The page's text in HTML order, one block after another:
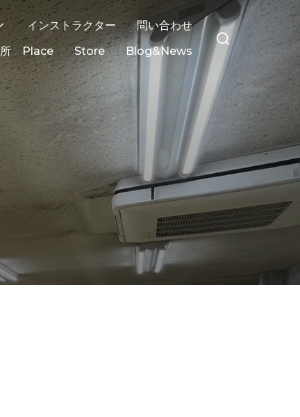
インストラクター
問い合わせ
所 Place Store Blog&News